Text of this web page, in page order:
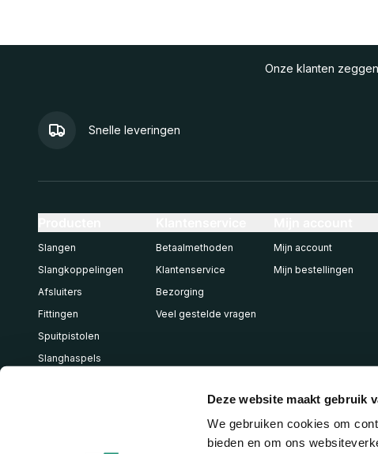
Deze website maakt gebruik
We gebruiken cookies om
bieden en om ons
Onze klanten zeggen
Snelle leveringen
Slangen
Slangkoppelingen
Afsluiters
Fittingen
Spuitpistolen
Slanghaspels
Betaalmethoden
Klantenservice
Bezorging
Veel gestelde vragen
Mijn account
Mijn bestellingen